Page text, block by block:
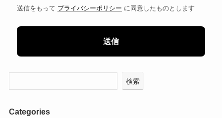
送信をもって プライバシーポリシー に同意したものとします
検索
Categories